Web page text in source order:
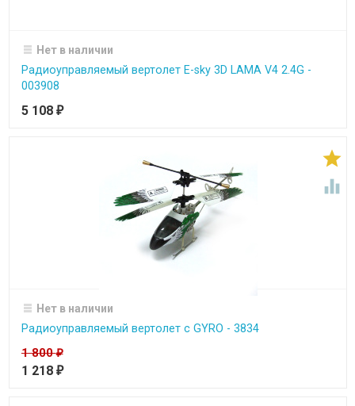
Нет в наличии
Радиоуправляемый вертолет E-sky 3D LAMA V4 2.4G -
003908
5 108 ₽


Нет в наличии
Радиоуправляемый вертолет c GYRO - 3834
1 800₽
1 218 ₽